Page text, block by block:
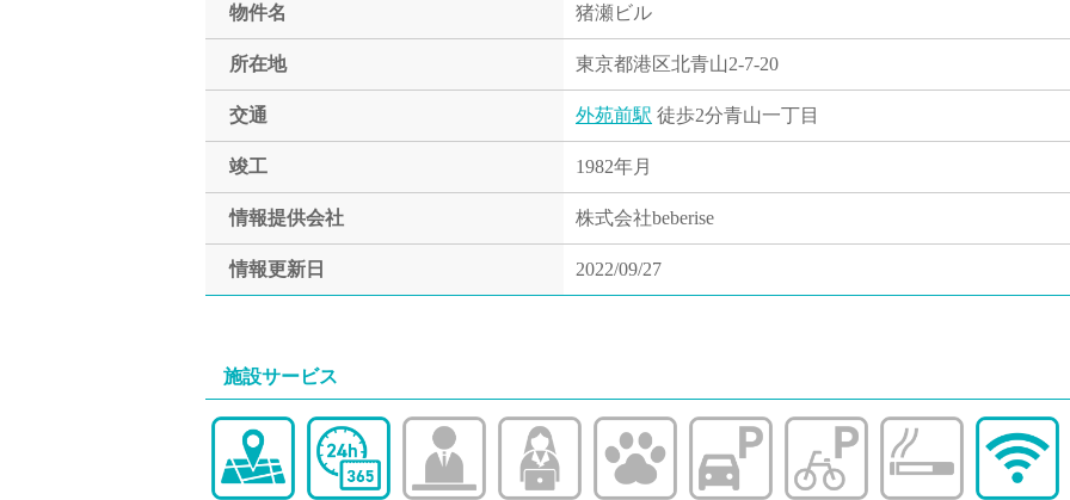
物件名 猪瀬ビル
所在地 東京都港区北青山2-7-20
交通 外苑前駅 徒歩2分青山一丁目
竣工 1982年月
情報提供会社 株式会社beberise
情報更新日 2022/09/27
施設サービス